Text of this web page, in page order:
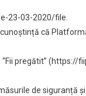
23-03-2020/file.
că
pregătit” (https://
de siguranță